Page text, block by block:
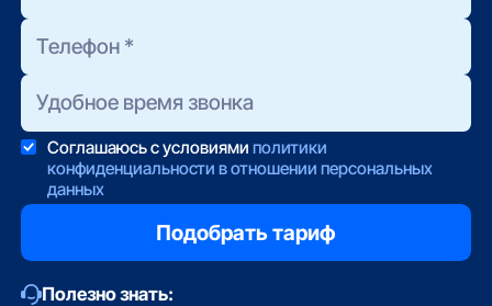
Соглашаюсь с условиями политики
конфиденциальности в отношении персональных
данных
Полезно знать: